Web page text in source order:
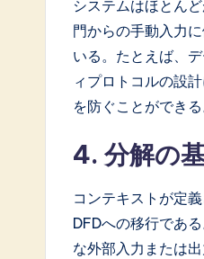
システムはほとん
門からの手動入力
いる。たとえば、
ィプロトコルの設
を防ぐことができる
4. 分解の
コンテキストが定
DFDへの移行であ
な外部入力または